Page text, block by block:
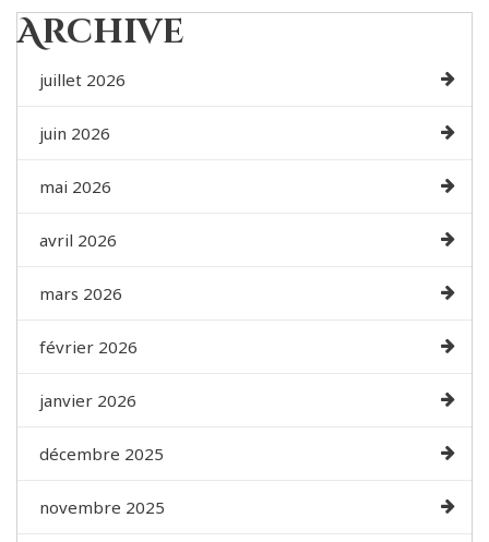
Archive
juillet 2026
juin 2026
mai 2026
avril 2026
mars 2026
février 2026
janvier 2026
décembre 2025
novembre 2025